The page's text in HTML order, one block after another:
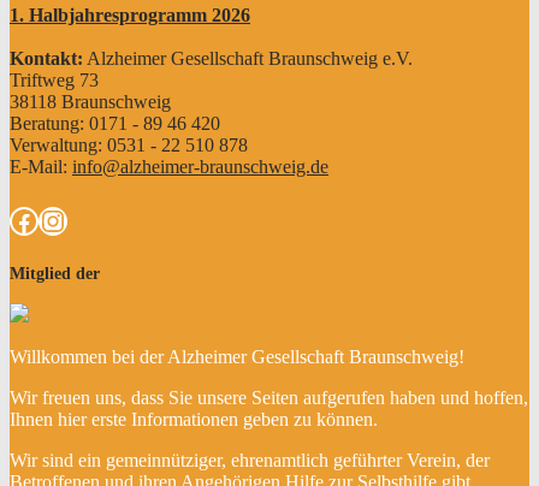
1. Halbjahresprogramm 2026
Kontakt: Alzheimer Gesellschaft Braunschweig e.V.
Triftweg 73
38118 Braunschweig
Beratung: 0171 - 89 46 420
Verwaltung: 0531 - 22 510 878
E-Mail: info@alzheimer-braunschweig.de
Facebook
Instagram
Mitglied der
Willkommen bei der Alzheimer Gesellschaft Braunschweig!
Wir freuen uns, dass Sie unsere Seiten aufgerufen haben und hoffen,
Ihnen hier erste Informationen geben zu können.
Wir sind ein gemeinnütziger, ehrenamtlich geführter Verein, der